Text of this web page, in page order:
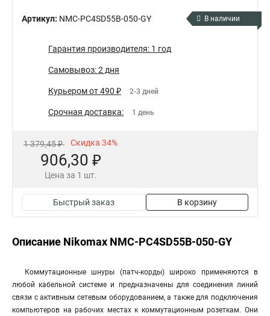
Артикул: NMC-PC4SD55B-050-GY В наличии
Гарантия производителя: 1 год
Самовывоз: 2 дня
Курьером от 490 ₽ 2-3 дней
Срочная доставка: 1 день
1 379,45 ₽ Скидка 34%
906,30 ₽
Цена за 1 шт.
Быстрый заказ В корзину
Описание Nikomax NMC-PC4SD55B-050-GY
Коммутационные шнуры (патч-корды) широко применяются в
любой кабельной системе и предназначены для соединения линий
связи с активным сетевым оборудованием, а также для подключения
компьютеров на рабочих местах к коммутационным розеткам. Они